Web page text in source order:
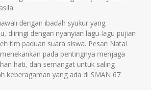
dengan ibadah syukur yang
diiringi dengan nyanyian lagu-lagu pujian
tim paduan suara siswa. Pesan Natal
pada pentingnya menjaga
hati, dan semangat untuk saling
keberagaman yang ada di SMAN 67